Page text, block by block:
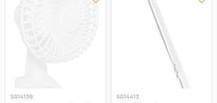
SR14138 SR14413